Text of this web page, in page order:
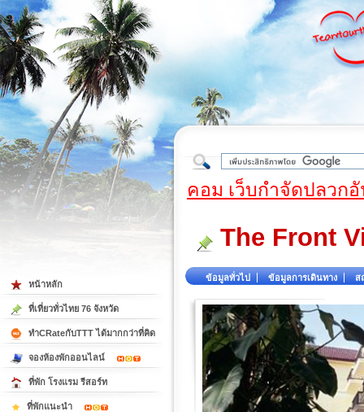
ต้
คอม เว็บกำจัดปลวก
The Front
ข้อมูลทั่วไป ข้อมูลการเดินทาง ส
หน้าหลัก
ที่เที่ยวทั่วไทย 76 จังหวัด
ทำCRateกับTTT ได้มากกว่าที่คิด
จองห้องพักออนไลน์
ที่พัก โรงแรม รีสอร์ท
ที่พักแนะนำ